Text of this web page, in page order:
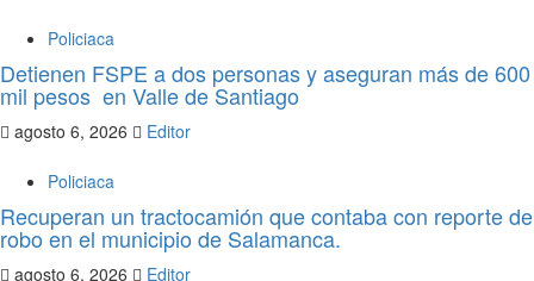
Policiaca
Detienen FSPE a dos personas y aseguran más de 600
mil pesos en Valle de Santiago
agosto 6, 2026 Editor
Policiaca
Recuperan un tractocamión que contaba con reporte de
robo en el municipio de Salamanca.
agosto 6, 2026 Editor